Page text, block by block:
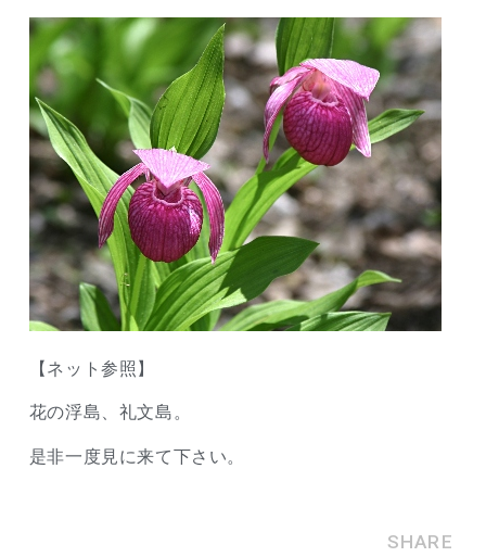
【ネット参照】
花の浮島、礼文島。
是非一度見に来て下さい。
SHARE